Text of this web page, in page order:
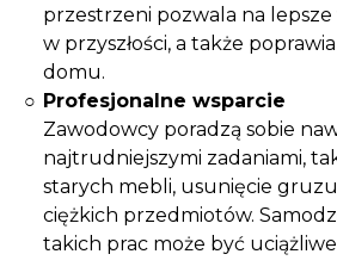
przestrzeni pozwala na
w przyszłości, a także
domu.
Profesjonalne wsparcie
Zawodowcy poradzą sobie
najtrudniejszymi zadaniami,
starych mebli, usunięcie
ciężkich przedmiotów.
takich prac może być